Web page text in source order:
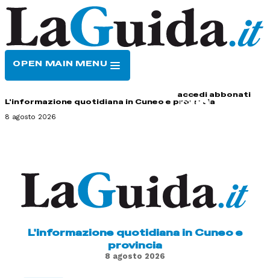
OPEN MAIN MENU
accedi abbonati
L'informazione quotidiana in Cuneo e provincia
8 agosto 2026
L'informazione quotidiana in Cuneo e
provincia
8 agosto 2026